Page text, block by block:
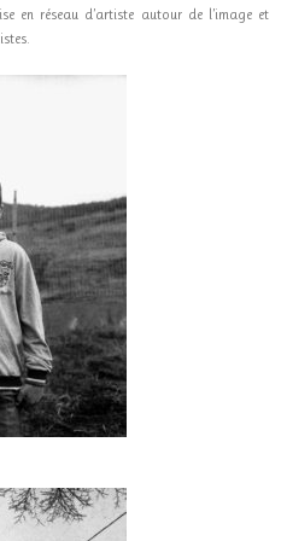
en réseau d’artiste autour de l’image et